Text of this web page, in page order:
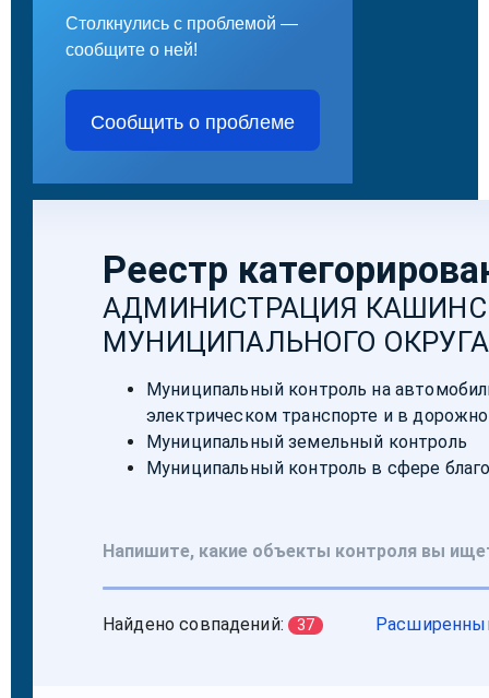
Столкнулись с проблемой —
сообщите о ней!
Сообщить о проблеме